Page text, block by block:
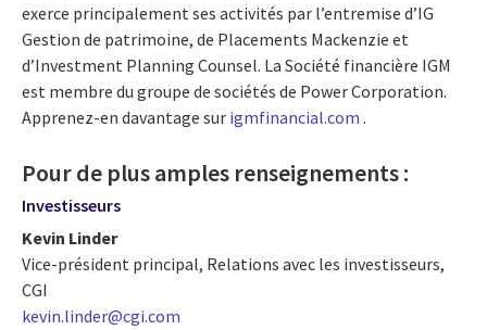
exerce principalement ses activités par l’entremise d’IG
Gestion de patrimoine, de Placements Mackenzie et
d’Investment Planning Counsel. La Société financière IGM
est membre du groupe de sociétés de Power Corporation.
Apprenez-en davantage sur igmfinancial.com .
Pour de plus amples renseignements :
Investisseurs
Kevin Linder
Vice-président principal, Relations avec les investisseurs,
CGI
kevin.linder@cgi.com